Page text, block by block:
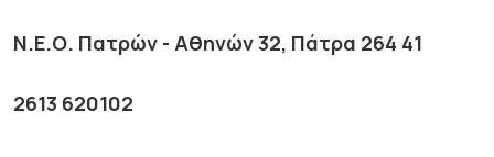
Ν.Ε.Ο. Πατρών - Αθηνών 32, Πάτρα 264 41
2613 620102